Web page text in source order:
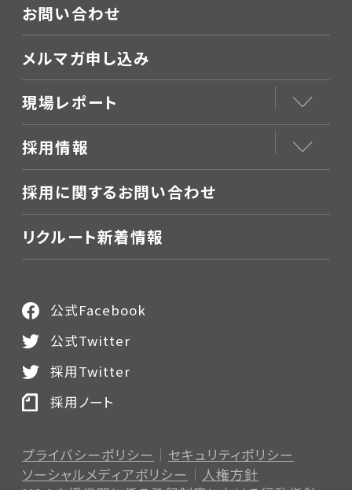
お問い合わせ
メルマガ申し込み
現場レポート
採用情報
採用に関するお問い合わせ
リクルート新着情報
プライバシーポリシー
セキュリティポリシー
ソーシャルメディアポリシー
人権方針
公式Facebook
公式Twitter
採用Twitter
採用ノート